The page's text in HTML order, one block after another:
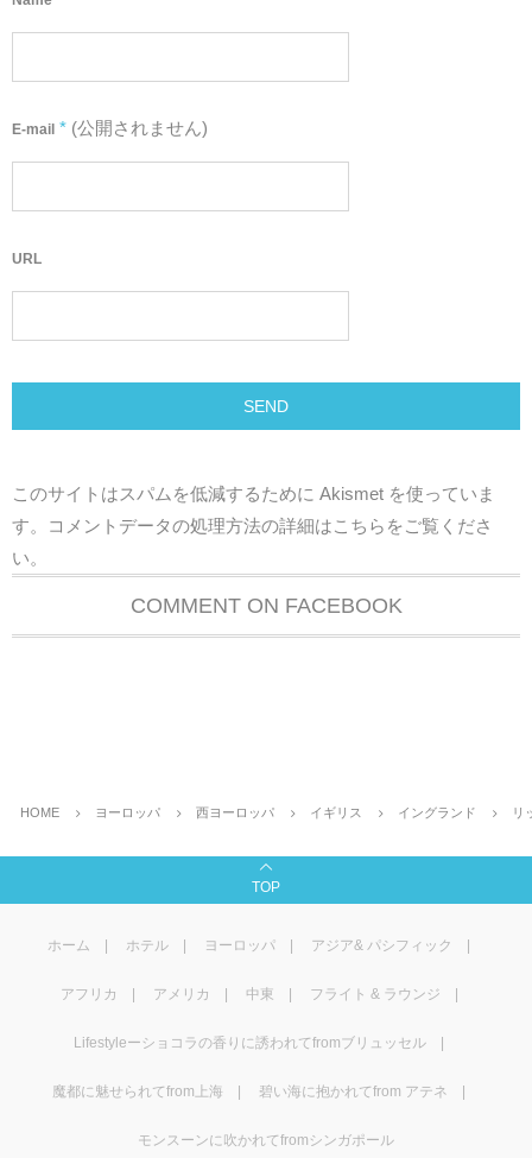
E-mail * (公開されません)
URL
このサイトはスパムを低減するために Akismet を使っていま
す。
コメントデータの処理方法の詳細はこちらをご覧くださ
い。
COMMENT ON FACEBOOK
HOME ヨーロッパ 西ヨーロッパ イギリス イングランド リ
TOP
ホーム ホテル ヨーロッパ アジア& パシフィック
アフリカ アメリカ 中東 フライト & ラウンジ
Lifestyleーショコラの香りに誘われてfromブリュッセル
魔都に魅せられてfrom上海 碧い海に抱かれてfrom アテネ
モンスーンに吹かれてfromシンガポール